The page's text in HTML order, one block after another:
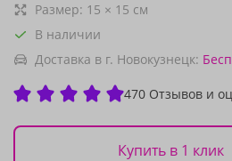
Размер: 15 × 15 см
В наличии
Доставка в г. Новокузнецк:
470 Отзывов и
Купить в 1 клик